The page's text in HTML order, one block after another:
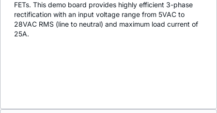
FETs. This demo board provides highly efficient 3-phase
rectification with an input voltage range from 5VAC to
28VAC RMS (line to neutral) and maximum load current of
25A.